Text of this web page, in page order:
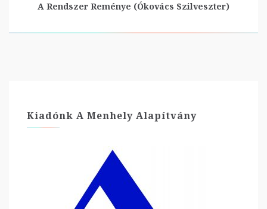
A Rendszer Reménye (Ókovács Szilveszter)
Kiadónk A Menhely Alapítvány